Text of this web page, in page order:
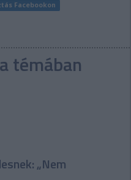
Facebookon
témában
„Nem